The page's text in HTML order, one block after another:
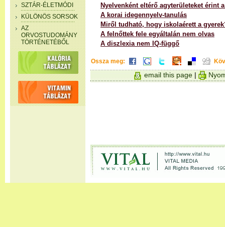
SZTÁR-ÉLETMÓDI
KÜLÖNÖS SORSOK
AZ
ORVOSTUDOMÁNY
TÖRTÉNETÉBŐL
Nyelvenként eltérő agyterületeket érint
A korai idegennyelv-tanulás
Miről tudható, hogy iskolaérett a
A felnőttek fele egyáltalán nem olvas
A diszlexia nem IQ-függő
Ossza meg:
email this page |